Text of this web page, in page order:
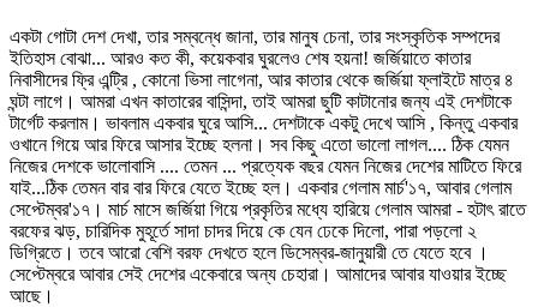
একটা গোটা দেশ দেখা, তার সম্বন্ধে জানা, তার মানুষ চেনা, তার সংস্কৃতিক সম্পদের
ইতিহাস বোঝা... আরও কত কী, কয়েকবার ঘুরলেও শেষ হয়না! জর্জিয়াতে কাতার
নিবাসীদের ফ্রি এন্ট্রি , কোনো ভিসা লাগেনা, আর কাতার থেকে জর্জিয়া ফ্লাইটে মাত্র ৪
ঘন্টা লাগে। আমরা এখন কাতারের বাসিন্দা, তাই আমরা ছুটি কাটানোর জন্য এই দেশটাকে
টার্গেট করলাম। ভাবলাম একবার ঘুরে আসি... দেশটাকে একটু দেখে আসি , কিন্তু একবার
ওখানে গিয়ে আর ফিরে আসার ইচ্ছে হলনা। সব কিছু এতো ভালো লাগল.... ঠিক যেমন
নিজের দেশকে ভালোবাসি .... তেমন ... প্রত্যেক বছর যেমন নিজের দেশের মাটিতে ফিরে
যাই...ঠিক তেমন বার বার ফিরে যেতে ইচ্ছে হল। একবার গেলাম মার্চ'১৭, আবার গেলাম
সেপ্টেম্বর'১৭। মার্চ মাসে জর্জিয়া গিয়ে প্রকৃতির মধ্যে হারিয়ে গেলাম আমরা - হটাৎ রাতে
বরফের ঝড়, চারিদিক মুহূর্তে সাদা চাদর দিয়ে কে যেন ঢেকে দিলো, পারা পড়লো ২
ডিগ্রিতে। তবে আরো বেশি বরফ দেখতে হলে ডিসেম্বর-জানুয়ারী তে যেতে হবে ।
সেপ্টেম্বরে আবার সেই দেশের একেবারে অন্য চেহারা। আমাদের আবার যাওয়ার ইচ্ছে
আছে।